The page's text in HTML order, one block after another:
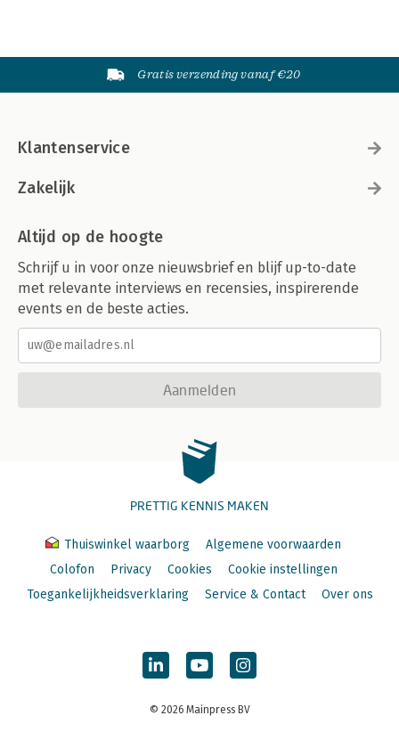
Gratis verzending vanaf €20
Klantenservice
Zakelijk
Altijd op de hoogte
Schrijf u in voor onze nieuwsbrief en blijf up-to-date
met relevante interviews en recensies, inspirerende
events en de beste acties.
Aanmelden
PRETTIG KENNIS MAKEN
Thuiswinkel waarborg
Algemene voorwaarden
Colofon
Privacy Cookies
Cookie instellingen
Toegankelijkheidsverklaring
Service & Contact Over ons
© 2026 Mainpress BV